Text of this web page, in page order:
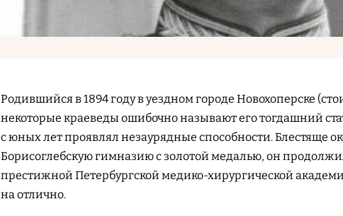
Родившийся в 1894 году в уездном городе Новохоперске
некоторые краеведы ошибочно называют его тогдашний
с юных лет проявлял незаурядные способности. Блестяще
Борисоглебскую гимназию с золотой медалью, он
престижной Петербургской медико-хирургической
на отлично.